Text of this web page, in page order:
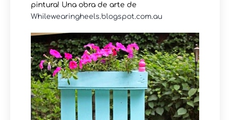
pintura! Una obra de arte de
Whilewearingheels.blogspot.com.au